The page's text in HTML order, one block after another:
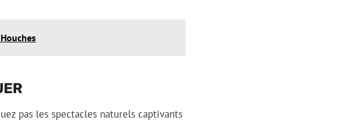
pas les spectacles naturels captivants